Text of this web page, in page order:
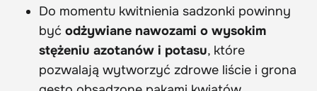
Do momentu kwitnienia sadzonki powinny
być odżywiane nawozami o wysokim
stężeniu azotanów i potasu, które
pozwalają wytworzyć zdrowe liście i grona